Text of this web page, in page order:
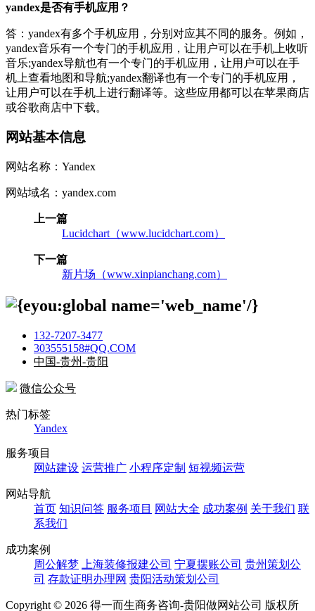
yandex是否有手机应用？
答：yandex有多个手机应用，分别对应其不同的服务。例如，
yandex音乐有一个专门的手机应用，让用户可以在手机上收听
音乐;yandex导航也有一个专门的手机应用，让用户可以在手
机上查看地图和导航;yandex翻译也有一个专门的手机应用，
让用户可以在手机上进行翻译等。这些应用都可以在苹果商店
或谷歌商店中下载。
网站基本信息
网站名称：Yandex
网站域名：yandex.com
上一篇
Lucidchart（www.lucidchart.com）
下一篇
新片场（www.xinpianchang.com）
132-7207-3477
303555158#QQ.COM
中国-贵州-贵阳
微信公众号
热门标签
Yandex
服务项目
网站建设 运营推广 小程序定制 短视频运营
网站导航
首页 知识问答 服务项目 网站大全 成功案例 关于我们 联
系我们
成功案例
周公解梦
上海装修报建公司 宁夏摆账公司 贵州策划公
司 存款证明办理网 贵阳活动策划公司
Copyright © 2026 得一而生商务咨询-贵阳做网站公司 版权所